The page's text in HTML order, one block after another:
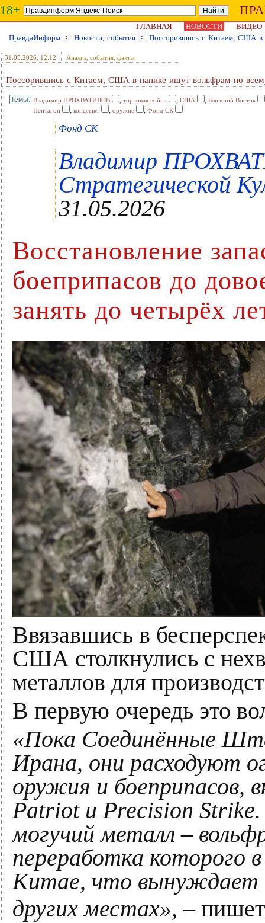
18+
ГЛАВНАЯ НОВОСТИ
ВИДЕО
ПравдаИнформ ≈ Новости, события ≈ Поссорившись с Китаем, США в
31.05.2026 , 12:12 Анализ, события, факты
Поссорившись с Китаем, США в панике ищут вольфрам по
Владимир ПРОХВАТИЛОВ , торговая война , США , Ближний Восток
Пентагон
, конфликт , оружие , Фонд СК
Фонд СК
Владимир
Стратегической
31.05.2026
Восстановление
боеприпасов до
занять до четырёх
Ввязавшись в
США столкнулись с
металлов для
В первую очередь это
«Пока Соединённые
Ирана, они расходуют
оружия и боеприпасов,
Patriot и Precision
могучий металл –
переработка которого
Китае, что вынуждает
других местах», – пишет